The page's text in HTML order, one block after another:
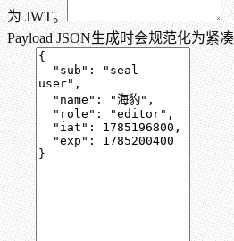
为 JWT。
Payload JSON生成时会规范化为紧